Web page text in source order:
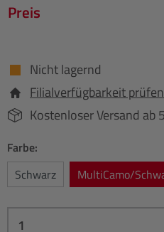
Preis
Nicht lagernd
Filialverfügbarkeit prüfen
Kostenloser Versand ab
Farbe:
Schwarz
MultiCamo/